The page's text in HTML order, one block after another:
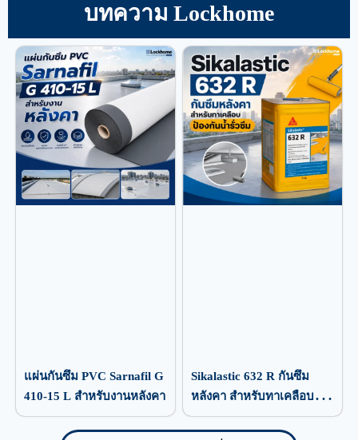
บทความ Lockhome
แผ่นกันซึม PVC Sarnafil G
410-15 L สำหรับงานหลังคา
Sikalastic 632 R กันซึม
หลังคา สำหรับทาเคลือบ
ป้องกันน้ำรั่วซึม